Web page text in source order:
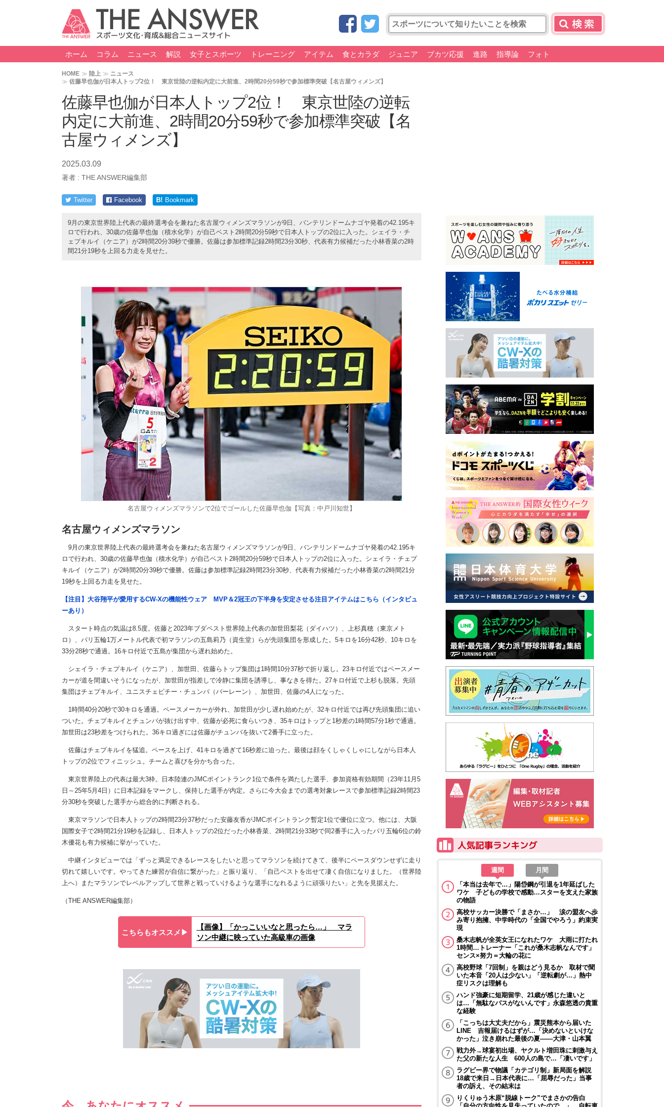
ホーム コラム ニュース 解説 女子とスポーツ トレーニング アイテム 食とカラダ ジュニア ブカツ応援 進路 指導論 フォト
HOME 陸上
ニュース
佐藤早也伽が日本人トップ2位！ 東京世陸の逆転内定に大前進、2時間20分59秒で参加標準突破【名古屋ウィメンズ】
佐藤早也伽が日本人トップ2位！ 東京世陸の逆転
内定に大前進、2時間20分59秒で参加標準突破【名
古屋ウィメンズ】
2025.03.09
著者 : THE ANSWER編集部
Twitter Facebook B! Bookmark
9月の東京世界陸上代表の最終選考会を兼ねた名古屋ウィメンズマラソンが9日、バンテリンドームナゴヤ発着の42.195キ
ロで行われ、30歳の佐藤早也伽（積水化学）が自己ベスト2時間20分59秒で日本人トップの2位に入った。シェイラ・チ
ェプキルイ（ケニア）が2時間20分39秒で優勝。佐藤は参加標準記録2時間23分30秒、代表有力候補だった小林香菜の2時
間21分19秒を上回る力走を見せた。
名古屋ウィメンズマラソンで2位でゴールした佐藤早也伽【写真：中戸川知世】
名古屋ウィメンズマラソン
9月の東京世界陸上代表の最終選考会を兼ねた名古屋ウィメンズマラソンが9日、バンテリンドームナゴヤ発着の42.195キ
ロで行われ、30歳の佐藤早也伽（積水化学）が自己ベスト2時間20分59秒で日本人トップの2位に入った。シェイラ・チェプ
キルイ（ケニア）が2時間20分39秒で優勝。佐藤は参加標準記録2時間23分30秒、代表有力候補だった小林香菜の2時間21分
19秒を上回る力走を見せた。
【注目】大谷翔平が愛用するCW-Xの機能性ウェア MVP＆2冠王の下半身を安定させる注目アイテムはこちら（インタビュ
ーあり）
スタート時点の気温は8.5度。佐藤と2023年ブダペスト世界陸上代表の加世田梨花（ダイハツ）、上杉真穂（東京メト
ロ）、パリ五輪1万メートル代表で初マラソンの五島莉乃（資生堂）らが先頭集団を形成した。5キロを16分42秒、10キロを
33分28秒で通過。16キロ付近で五島が集団から遅れ始めた。
シェイラ・チェプキルイ（ケニア）、加世田、佐藤らトップ集団は1時間10分37秒で折り返し。23キロ付近ではペースメー
カーが道を間違いそうになったが、加世田が指差しで冷静に集団を誘導し、事なきを得た。27キロ付近で上杉も脱落。先頭
集団はチェプキルイ、ユニスチェビチー・チュンバ（バーレーン）、加世田、佐藤の4人になった。
1時間40分20秒で30キロを通過。ペースメーカーが外れ、加世田が少し遅れ始めたが、32キロ付近では再び先頭集団に追い
ついた。チェプキルイとチュンバが抜け出す中、佐藤が必死に食らいつき、35キロはトップと1秒差の1時間57分1秒で通過。
加世田は23秒差をつけられた。36キロ過ぎには佐藤がチュンバを抜いて2番手に立った。
佐藤はチェプキルイを猛追。ペースを上げ、41キロを過ぎて16秒差に迫った。最後は顔をくしゃくしゃにしながら日本人
トップの2位でフィニッシュ。チームと喜びを分かち合った。
東京世界陸上の代表は最大3枠。日本陸連のJMCポイントランク1位で条件を満たした選手、参加資格有効期間（23年11月5
日～25年5月4日）に日本記録をマークし、保持した選手が内定。さらに今大会までの選考対象レースで参加標準記録2時間23
分30秒を突破した選手から総合的に判断される。
東京マラソンで日本人トップの2時間23分37秒だった安藤友香がJMCポイントランク暫定1位で優位に立つ。他には、大阪
国際女子で2時間21分19秒を記録し、日本人トップの2位だった小林香菜、2時間21分33秒で同2番手に入ったパリ五輪6位の鈴
木優花も有力候補に挙がっていた。
中継インタビューでは「ずっと満足できるレースをしたいと思ってマラソンを続けてきて、後半にペースダウンせずに走り
切れて嬉しいです。やってきた練習が自信に繋がった」と振り返り、「自己ベストを出せて凄く自信になりました。（世界陸
上へ）またマラソンでレベルアップして世界と戦っていけるような選手になれるように頑張りたい」と先を見据えた。
（THE ANSWER編集部）
こちらもオススメ▶︎
【画像】「かっこいいなと思ったら…」 マラ
ソン中継に映っていた高級車の画像
週間
月間
「本当は去年で…」陽岱鋼が引退を1年延ばした
ワケ 子どもの学校で感動…スターを支えた家族
の物語
高校サッカー決勝で「まさか…」 涙の盟友へ歩
み寄り抱擁、中学時代の「全国でやろう」約束実
現
桑木志帆が全英女王になれたワケ 大雨に打たれ
1時間…トレーナー「これが桑木志帆なんです」
センス×努力＝大輪の花に
高校野球「7回制」を親はどう見るか 取材で聞
いた本音「20人は少ない」「逆転劇が…」熱中
症リスクは理解も
ハンド強豪に短期留学、21歳が感じた違いと
は…「無駄なパスがないんです」永森悠透の貴重
な経験
「こっちは大丈夫だから」震災熊本から届いた
LINE 吉報届けるはずが…「決めないといけな
かった」泣き崩れた最後の夏――大津・山本翼
戦力外→球宴初出場、ヤクルト増田珠に刺激与え
た父の新たな人生 600人の島で…「凄いです」
ラグビー界で物議「カテゴリ制」新局面を解説
18歳で来日→日本代表に…「屈辱だった」当事
者の訴え、その結末は
りくりゅう木原“脱線トーク”でまさかの告白